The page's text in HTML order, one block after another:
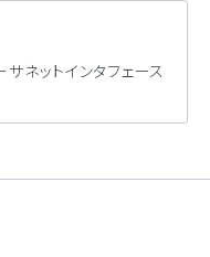
ネットインタフェース